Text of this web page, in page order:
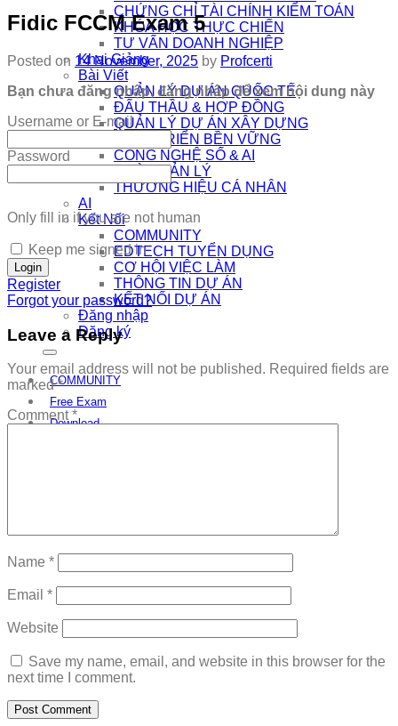
CHỨNG CHỈ TÀI CHÍNH KIỂM TOÁN
KHÓA HỌC THỰC CHIẾN
TƯ VẤN DOANH NGHIỆP
Khai Giảng
Bài Viết
QUẢN LÝ DỰ ÁN QUỐC TẾ
ĐẤU THẦU & HỢP ĐỒNG
QUẢN LÝ DỰ ÁN XÂY DỰNG
PHÁT TRIỂN BỀN VỮNG
CÔNG NGHỆ SỐ & AI
NHÀ QUẢN LÝ
THƯƠNG HIỆU CÁ NHÂN
AI
Kết Nối
COMMUNITY
EDTECH TUYỂN DỤNG
CƠ HỘI VIỆC LÀM
THÔNG TIN DỰ ÁN
KẾT NỐI DỰ ÁN
Đăng nhập
Đăng ký
COMMUNITY
Free Exam
Download
Fidic FCCM Exam 5
Posted on 14 November, 2025 by Profcerti
Bạn chưa đăng nhập, đăng nhập để xem nội dung này
Username or E-mail
Password
Only fill in if you are not human
Keep me signed in
Register
Forgot your password?
Leave a Reply
Your email address will not be published. Required fields are
marked*
Comment*
Name *
Email *
Website
Save my name, email, and website in this browser for the
next time I comment.